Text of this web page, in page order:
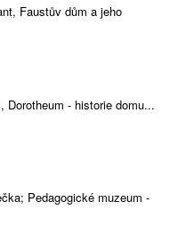
Faustův dům a jeho
Dorotheum - historie domu...
Pedagogické muzeum -